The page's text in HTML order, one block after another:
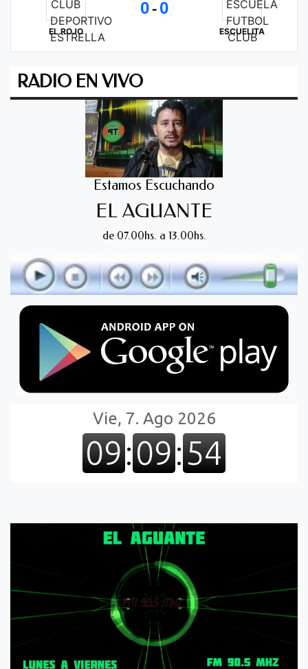
EL ROJO
0- 0
ESCUELITA
RADIO EN VIVO
Estamos Escuchando
EL AGUANTE
de 07.00hs. a 13.00hs.